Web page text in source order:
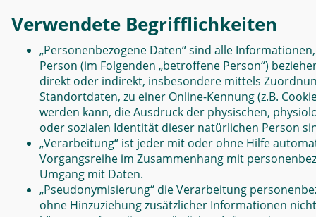
Verwendete Begrifflichkeiten
„Personenbezogene Daten“ sind alle
Person (im Folgenden „betroffene Person“)
direkt oder indirekt, insbesondere mittels
Standortdaten, zu einer Online-Kennung (z.B.
werden kann, die Ausdruck der physischen,
oder sozialen Identität dieser natürlichen Person
„Verarbeitung“ ist jeder mit oder ohne Hilfe
Vorgangsreihe im Zusammenhang mit
Umgang mit Daten.
„Pseudonymisierung“ die Verarbeitung
ohne Hinzuziehung zusätzlicher Informationen